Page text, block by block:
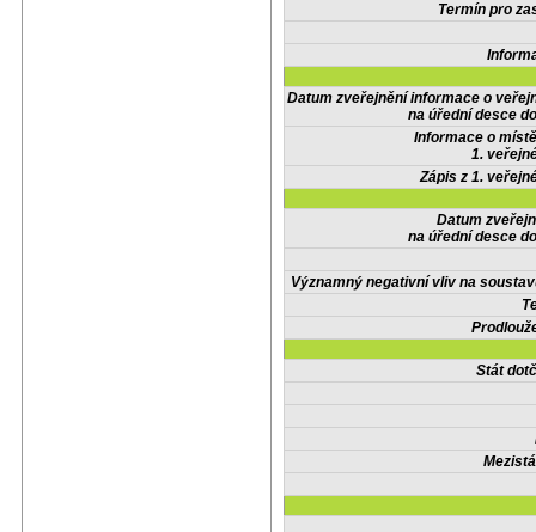
Termín pro
Datum zveřejnění informace o
na úřední desce
Informace o
1.
Zápis z 1.
Datum
na úřední desce
Významný negativní vliv na
Stát